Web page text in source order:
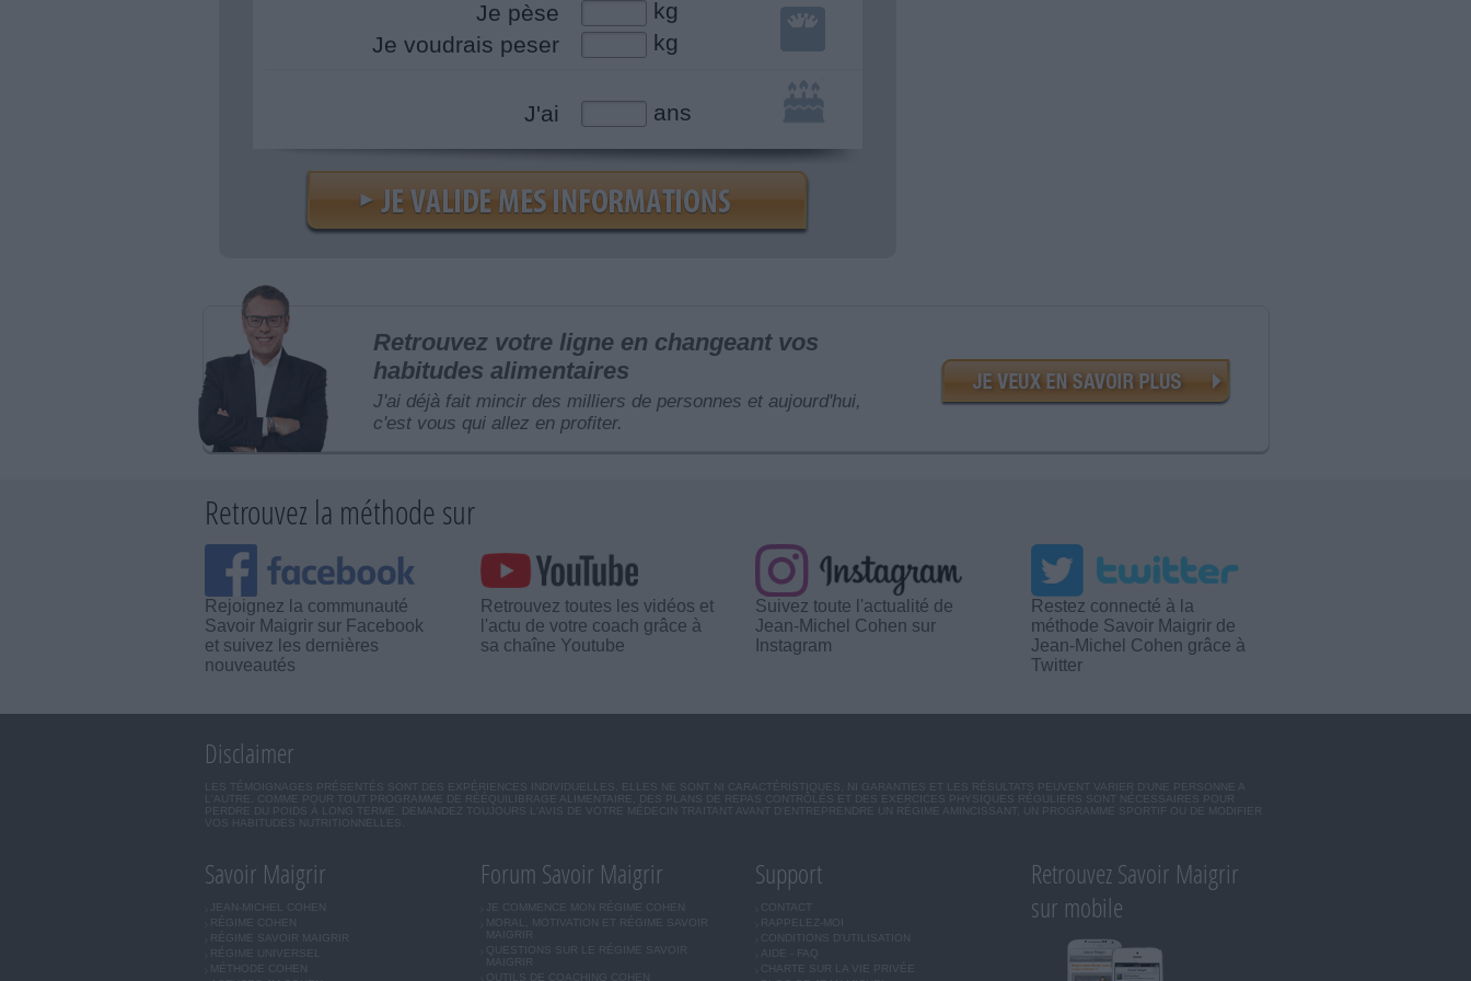
Je pèse
kg
Je voudrais peser
kg
J'ai ans
Retrouvez votre ligne en changeant vos
habitudes alimentaires
J'ai déjà fait mincir des milliers de personnes et aujourd'hui,
c'est vous qui allez en profiter.
Retrouvez la méthode sur
Rejoignez la communauté
Savoir Maigrir sur Facebook
et suivez les dernières
nouveautés
Retrouvez toutes les vidéos et
l'actu de votre coach grâce à
sa chaîne Youtube
Suivez toute l'actualité de
Jean-Michel Cohen sur
Instagram
Restez connecté à la
méthode Savoir Maigrir de
Jean-Michel Cohen grâce à
Twitter
Disclaimer
LES TÉMOIGNAGES PRÉSENTÉS SONT DES EXPÉRIENCES INDIVIDUELLES. ELLES NE SONT NI CARACTÉRISTIQUES, NI GARANTIES ET LES RÉSULTATS PEUVENT VARIER D'UNE PERSONNE A
L'AUTRE. COMME POUR TOUT PROGRAMME DE RÉÉQUILIBRAGE ALIMENTAIRE, DES PLANS DE REPAS CONTRÔLÉS ET DES EXERCICES PHYSIQUES RÉGULIERS SONT NÉCESSAIRES POUR
PERDRE DU POIDS À LONG TERME. DEMANDEZ TOUJOURS L'AVIS DE VOTRE MÉDECIN TRAITANT AVANT D'ENTREPRENDRE UN RÉGIME AMINCISSANT, UN PROGRAMME SPORTIF OU DE MODIFIER
VOS HABITUDES NUTRITIONNELLES.
Savoir Maigrir
JEAN-MICHEL COHEN
RÉGIME COHEN
RÉGIME SAVOIR MAIGRIR
RÉGIME UNIVERSEL
Forum Savoir Maigrir
JE COMMENCE MON RÉGIME COHEN
MORAL, MOTIVATION ET RÉGIME SAVOIR
MAIGRIR
QUESTIONS SUR LE RÉGIME SAVOIR
MAIGRIR
OUTILS DE COACHING COHEN
Support
CONTACT
RAPPELEZ-MOI
CONDITIONS D'UTILISATION
AIDE - FAQ
CHARTE SUR LA VIE PRIVÉE
Retrouvez Savoir Maigrir
sur mobile